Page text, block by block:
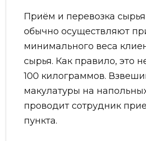
Приём и перевозка
обычно осуществляют
минимального веса
сырья. Как правило, это
100 килограммов.
макулатуры на
проводит сотрудник
пункта.